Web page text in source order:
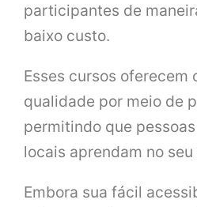
participantes de
baixo custo.
Esses cursos oferecem
qualidade por meio de
permitindo que
locais aprendam no
Embora sua fácil